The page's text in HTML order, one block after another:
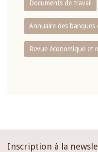
Documents de travail
Annuaire des banques
Revue économique et
Inscription à la